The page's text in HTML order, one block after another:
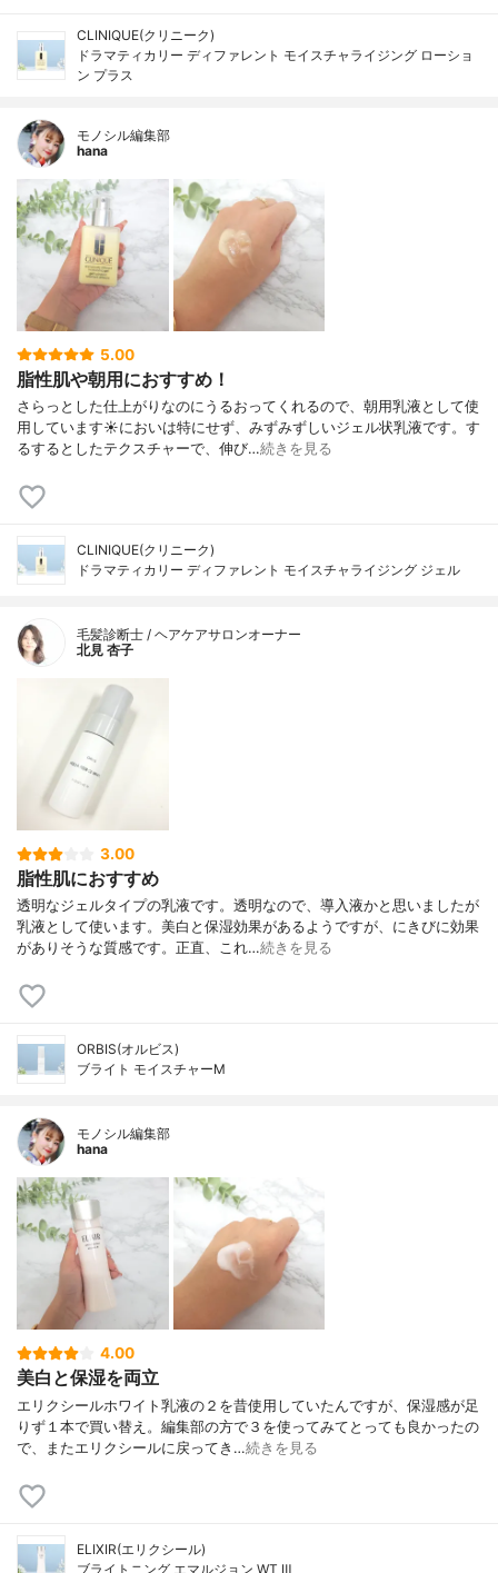
CLINIQUE(クリニーク)
ドラマティカリー ディファレント モイスチャライジング ローショ
ン プラス
モノシル編集部
hana
5.00
脂性肌や朝用におすすめ！
さらっとした仕上がりなのにうるおってくれるので、朝用乳液として使
用しています☀においは特にせず、みずみずしいジェル状乳液です。す
るするとしたテクスチャーで、伸び…続きを見る
CLINIQUE(クリニーク)
ドラマティカリー ディファレント モイスチャライジング ジェル
毛髪診断士 / ヘアケアサロンオーナー
北見 杏子
3.00
脂性肌におすすめ
透明なジェルタイプの乳液です。透明なので、導入液かと思いましたが
乳液として使います。美白と保湿効果があるようですが、にきびに効果
がありそうな質感です。正直、これ…続きを見る
ORBIS(オルビス)
ブライト モイスチャーM
モノシル編集部
hana
4.00
美白と保湿を両立
エリクシールホワイト乳液の２を昔使用していたんですが、保湿感が足
りず１本で買い替え。編集部の方で３を使ってみてとっても良かったの
で、またエリクシールに戻ってき…続きを見る
ELIXIR(エリクシール)
ブライトニング エマルジョン WT Ⅲ